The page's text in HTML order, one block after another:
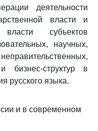
деятельности
власти и
власти субъектов
научных,
бизнес-структур в
русского языка.
и в современном